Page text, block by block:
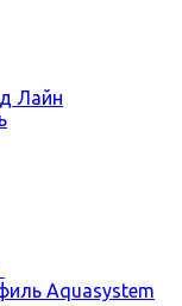
Лайн
Aquasystem